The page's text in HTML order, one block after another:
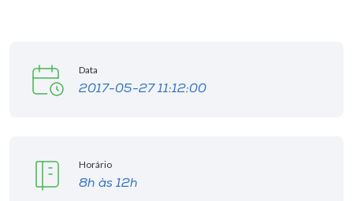
Museu Data
2017-05-27 11:12:00
Horário
8h às 12h